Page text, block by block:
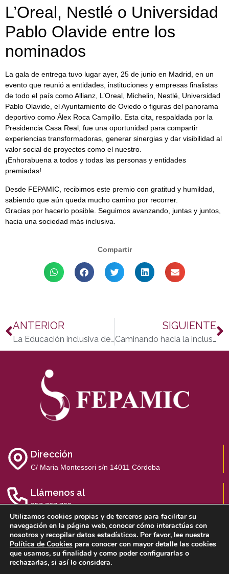
L’Oreal, Nestlé o Universidad
Pablo Olavide entre los
nominados
La gala de entrega tuvo lugar ayer, 25 de junio en Madrid, en un
evento que reunió a entidades, instituciones y empresas finalistas
de todo el país como Allianz, L’Oreal, Michelin, Nestlé, Universidad
Pablo Olavide, el Ayuntamiento de Oviedo o figuras del panorama
deportivo como Álex Roca Campillo. Esta cita, respaldada por la
Presidencia Casa Real, fue una oportunidad para compartir
experiencias transformadoras, generar sinergias y dar visibilidad al
valor social de proyectos como el nuestro.
¡Enhorabuena a todos y todas las personas y entidades
premiadas!
Desde FEPAMIC, recibimos este premio con gratitud y humildad,
sabiendo que aún queda mucho camino por recorrer.
Gracias por hacerlo posible. Seguimos avanzando, juntas y juntos,
hacia una sociedad más inclusiva.
Compartir
ANTERIOR
La Educación inclusiva de FEPAMIC: clave para una sociedad más justa y equitativa
SIGUIENTE
Caminando hacia la inclusión digital
Dirección
C/ Maria Montessori s/n 14011 Córdoba
Llámenos al
957 767 700
Aviso LegalPolítica de Privacidad
Política de Cookies
Utilizamos cookies propias y de terceros para facilitar su
navegación en la página web, conocer cómo interactúas con
nosotros y recopilar datos estadísticos. Por favor, lee nuestra
Política de Cookies para conocer con mayor detalle las cookies
que usamos, su finalidad y como poder configurarlas o
rechazarlas, si así lo considera.